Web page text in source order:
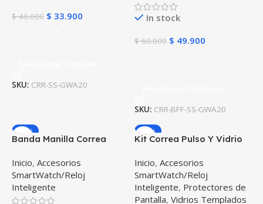
$40.000 $ 33.900
SKU: CRR-SS-GWA20
In stock
$60.000 $ 49.900
SKU: CRR-BFF-SS-GWA20
-15%
Banda Manilla Correa
Galaxy Watch 42mm
Inicio, Accesorios
SmartWatch/Reloj
Inteligente
-15%
Kit Correa Pulso Y Vidrio
Reloj Samsung Galaxy
Watch 42mm
Inicio, Accesorios
SmartWatch/Reloj
Inteligente, Protectores de
Pantalla, Vidrios Templados